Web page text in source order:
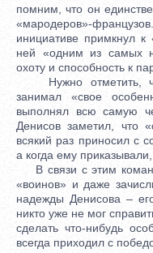
помним, что он
«мародеров»-
инициативе примкнул
ней «одним из самых
охоту и способность к
Нужно отметить,
занимал «свое
выполнял всю самую
Денисов заметил, что
всякий раз приносил с
а когда ему
В связи с этим
«воинов» и даже
надежды Денисова –
никто уже не мог
сделать что-нибудь
всегда приходил с